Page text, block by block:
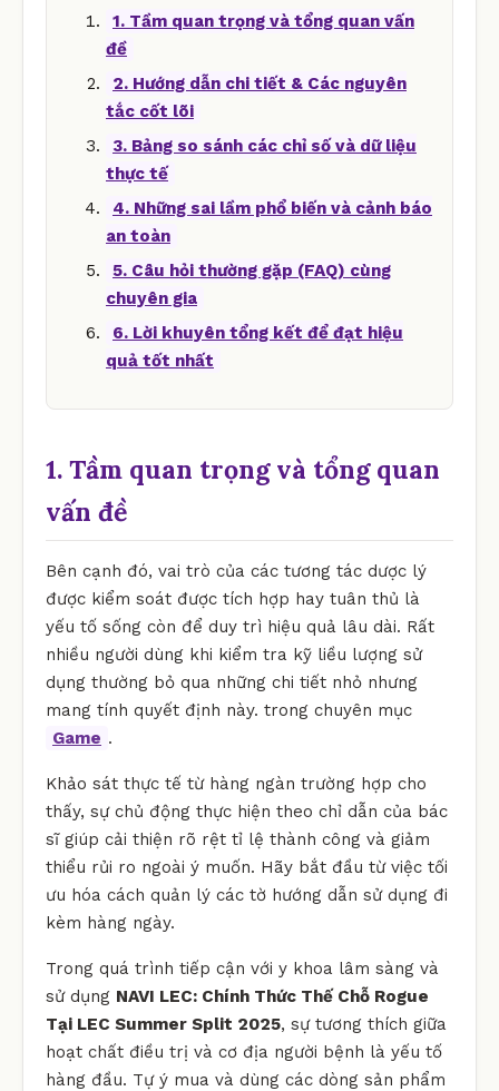
1. Tầm quan trọng và tổng quan vấn
đề
2. Hướng dẫn chi tiết & Các nguyên
tắc cốt lõi
3. Bảng so sánh các chỉ số và dữ liệu
thực tế
4. Những sai lầm phổ biến và cảnh báo
an toàn
5. Câu hỏi thường gặp (FAQ) cùng
chuyên gia
6. Lời khuyên tổng kết để đạt hiệu
quả tốt nhất
1. Tầm quan trọng và tổng quan
vấn đề
Bên cạnh đó, vai trò của các tương tác dược lý
được kiểm soát được tích hợp hay tuân thủ là
yếu tố sống còn để duy trì hiệu quả lâu dài. Rất
nhiều người dùng khi kiểm tra kỹ liều lượng sử
dụng thường bỏ qua những chi tiết nhỏ nhưng
mang tính quyết định này. trong chuyên mục
Game .
Khảo sát thực tế từ hàng ngàn trường hợp cho
thấy, sự chủ động thực hiện theo chỉ dẫn của bác
sĩ giúp cải thiện rõ rệt tỉ lệ thành công và giảm
thiểu rủi ro ngoài ý muốn. Hãy bắt đầu từ việc tối
ưu hóa cách quản lý các tờ hướng dẫn sử dụng đi
kèm hàng ngày.
Trong quá trình tiếp cận với y khoa lâm sàng và
sử dụng NAVI LEC: Chính Thức Thế Chỗ Rogue
Tại LEC Summer Split 2025, sự tương thích giữa
hoạt chất điều trị và cơ địa người bệnh là yếu tố
hàng đầu. Tự ý mua và dùng các dòng sản phẩm